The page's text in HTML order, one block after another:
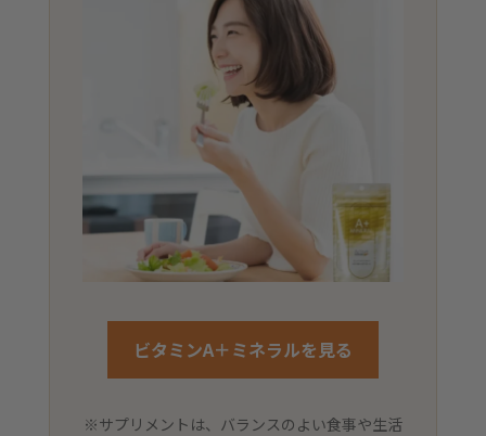
ビタミンA＋ミネラルを見る
※サプリメントは、バランスのよい食事や生活